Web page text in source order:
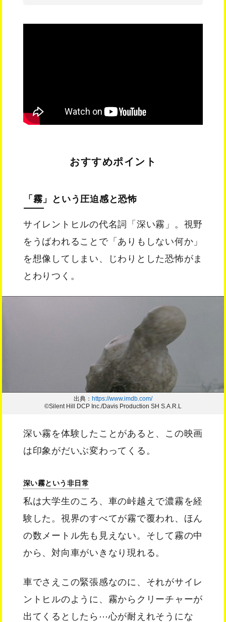
おすすめポイント
「霧」という圧迫感と恐怖
サイレントヒルの代名詞「深い霧」。視野
をうばわれることで「ありもしない何か」
を想像してしまい、じわりとした恐怖がま
とわりつく。
出典： https://www.imdb.com/
©Silent Hill DCP Inc./Davis Production SH S.A.R.L
深い霧を体験したことがあると、この映画
は印象がだいぶ変わってくる。
深い霧という非日常
私は大学生のころ、車の峠越えで濃霧を経
験した。視界のすべてが霧で覆われ、ほん
の数メートル先も見えない。そして霧の中
から、対向車がいきなり現れる。
車でさえこの緊張感なのに、それがサイレ
ントヒルのように、霧からクリーチャーが
出てくるとしたら⋯心が耐えれそうにな